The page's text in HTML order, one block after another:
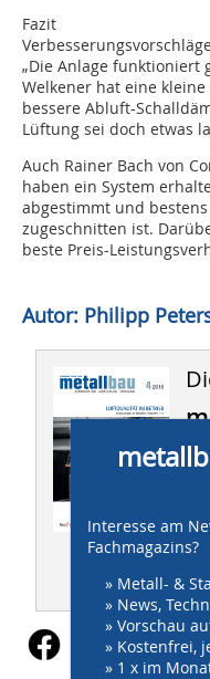
Fazit
„Die Anlage funktioniert
Welkener hat eine
bessere Abluft-
Lüftung sei doch etwas
Auch Rainer Bach von
haben ein System
abgestimmt und
zugeschnitten ist.
beste Preis-
Autor: Philipp
Interesse am
Fachmagazins?
» Metall- &
» News,
» Vorschau
» Kostenfrei,
» 1 x im